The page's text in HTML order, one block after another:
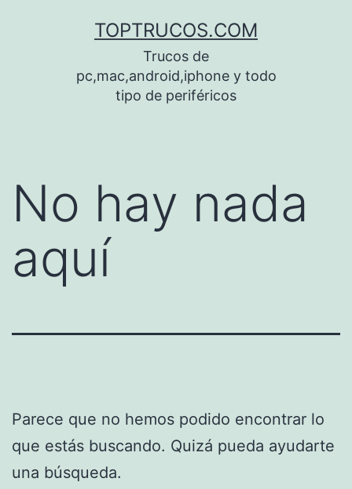
TOPTRUCOS.COM
Trucos de
pc,mac,android,iphone y todo
tipo de periféricos
No hay nada
aquí
Parece que no hemos podido encontrar lo
que estás buscando. Quizá pueda ayudarte
una búsqueda.